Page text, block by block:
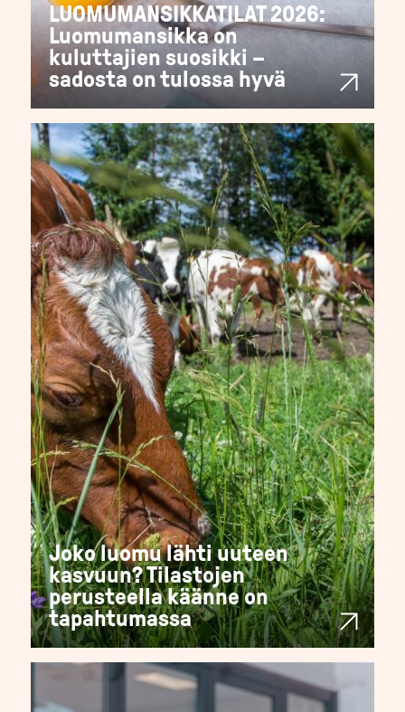
LUOMUMANSIKKATILAT 2026:
Luomumansikka on
kuluttajien suosikki –
sadosta on tulossa hyvä
Joko luomu lähti uuteen
kasvuun? Tilastojen
perusteella käänne on
tapahtumassa